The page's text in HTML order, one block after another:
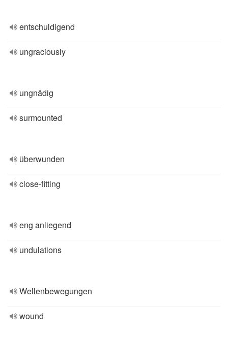
entschuldigend
ungraciously
ungnädig
surmounted
überwunden
close-fitting
eng anliegend
undulations
Wellenbewegungen
wound